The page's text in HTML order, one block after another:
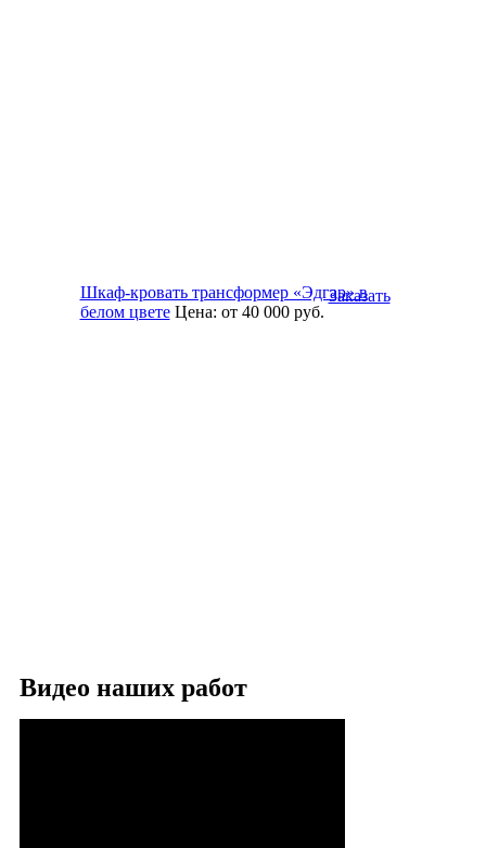
Шкаф-кровать трансформер «Эдгар» в
белом цвете Цена: от 40 000руб.
Заказать
Видео наших работ